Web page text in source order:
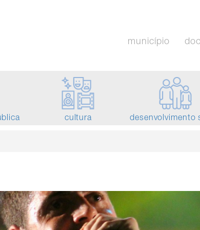
município
cultura desenvolvimento